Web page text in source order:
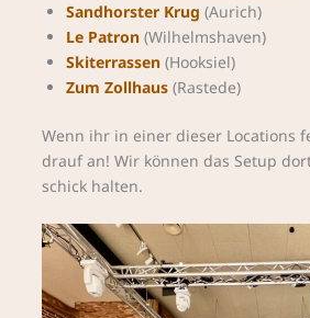
Sandhorster Krug (Aurich)
Le Patron (Wilhelmshaven)
Skiterrassen (Hooksiel)
Zum Zollhaus (Rastede)
Wenn ihr in einer dieser Locations
drauf an! Wir können das Setup
schick halten.